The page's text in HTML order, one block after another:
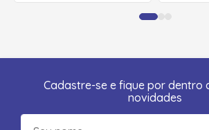
Cadastre-se e fique por dentro
novidades